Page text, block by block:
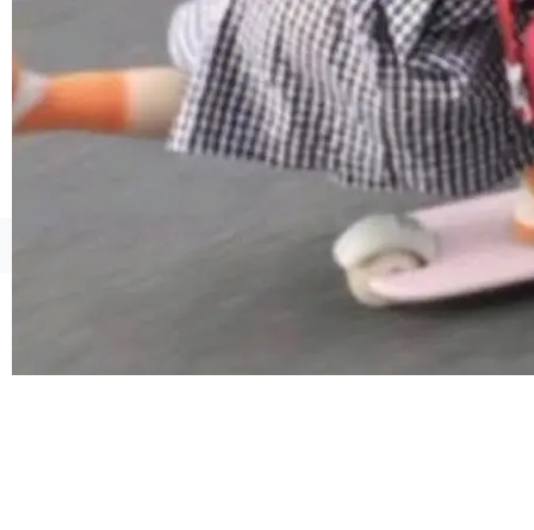
一在人才争夺战中失血的公司。六月，Google
连失两员大将：Noam Shazeer 去了 Op...
京ICP备2025119063号